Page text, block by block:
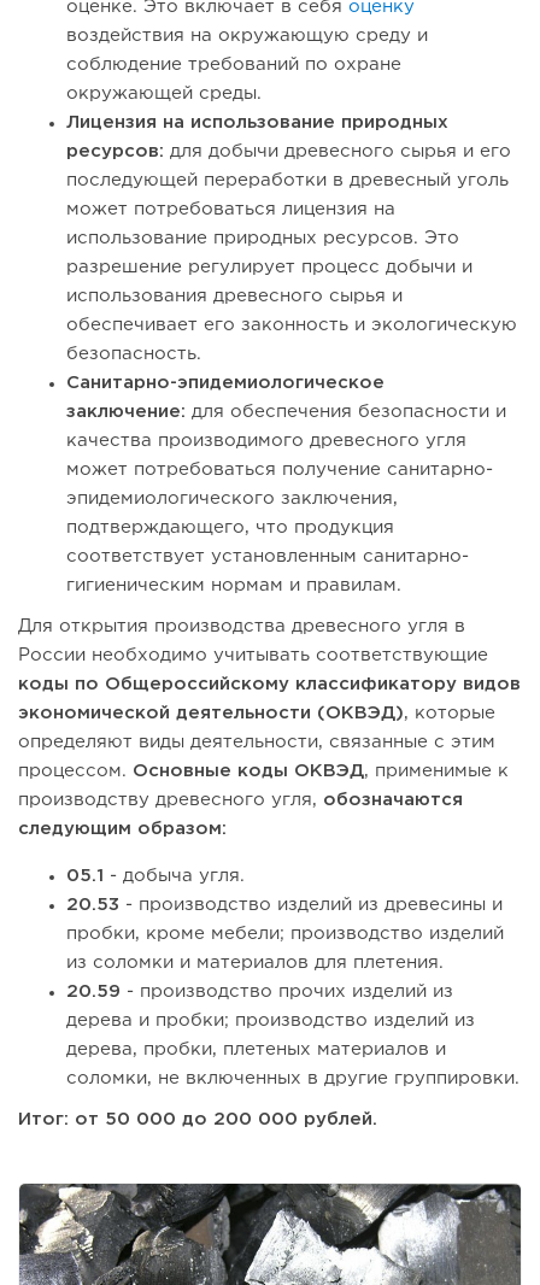
оценке. Это включает в себя оценку
воздействия на окружающую среду и
соблюдение требований по охране
окружающей среды.
Лицензия на использование природных
ресурсов: для добычи древесного сырья и его
последующей переработки в древесный уголь
может потребоваться лицензия на
использование природных ресурсов. Это
разрешение регулирует процесс добычи и
использования древесного сырья и
обеспечивает его законность и экологическую
безопасность.
Санитарно-эпидемиологическое
заключение: для обеспечения безопасности и
качества производимого древесного угля
может потребоваться получение санитарно-
эпидемиологического заключения,
подтверждающего, что продукция
соответствует установленным санитарно-
гигиеническим нормам и правилам.
Для открытия производства древесного угля в
России необходимо учитывать соответствующие
коды по Общероссийскому классификатору видов
экономической деятельности (ОКВЭД), которые
определяют виды деятельности, связанные с этим
процессом. Основные коды ОКВЭД, применимые к
производству древесного угля, обозначаются
следующим образом:
05.1 - добыча угля.
20.53 - производство изделий из древесины и
пробки, кроме мебели; производство изделий
из соломки и материалов для плетения.
20.59 - производство прочих изделий из
дерева и пробки; производство изделий из
дерева, пробки, плетеных материалов и
соломки, не включенных в другие группировки.
Итог: от 50 000 до 200 000 рублей.